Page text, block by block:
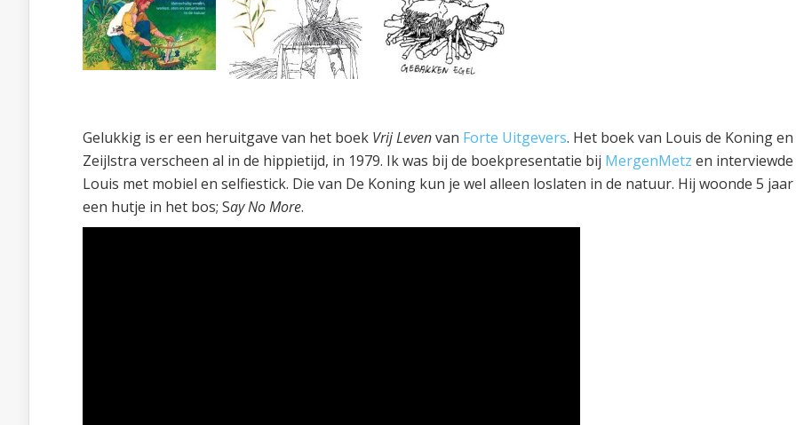
Gelukkig is er een heruitgave van het boek Vrij Levenvan Forte Uitgevers. Het boek van Louis de Koning
Zeijlstra verscheen al in de hippietijd, in 1979. Ik was bij de boekpresentatie bij MergenMetz en interviewde
Louis met mobiel en selfiestick. Die van De Koning kun je wel alleen loslaten in de natuur. Hij woonde 5
een hutje in het bos; Say No More.